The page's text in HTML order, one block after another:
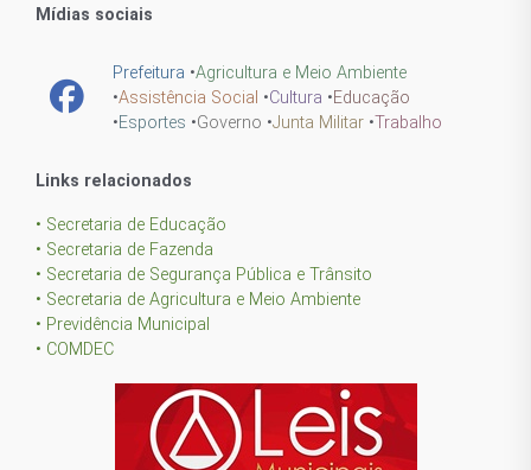
Mídias sociais
Prefeitura •Agricultura e Meio Ambiente
•Assistência Social •Cultura •Educação
•Esportes •Governo •Junta Militar •Trabalho
Links relacionados
• Secretaria de Educação
• Secretaria de Fazenda
• Secretaria de Segurança Pública e Trânsito
• Secretaria de Agricultura e Meio Ambiente
• Previdência Municipal
• COMDEC